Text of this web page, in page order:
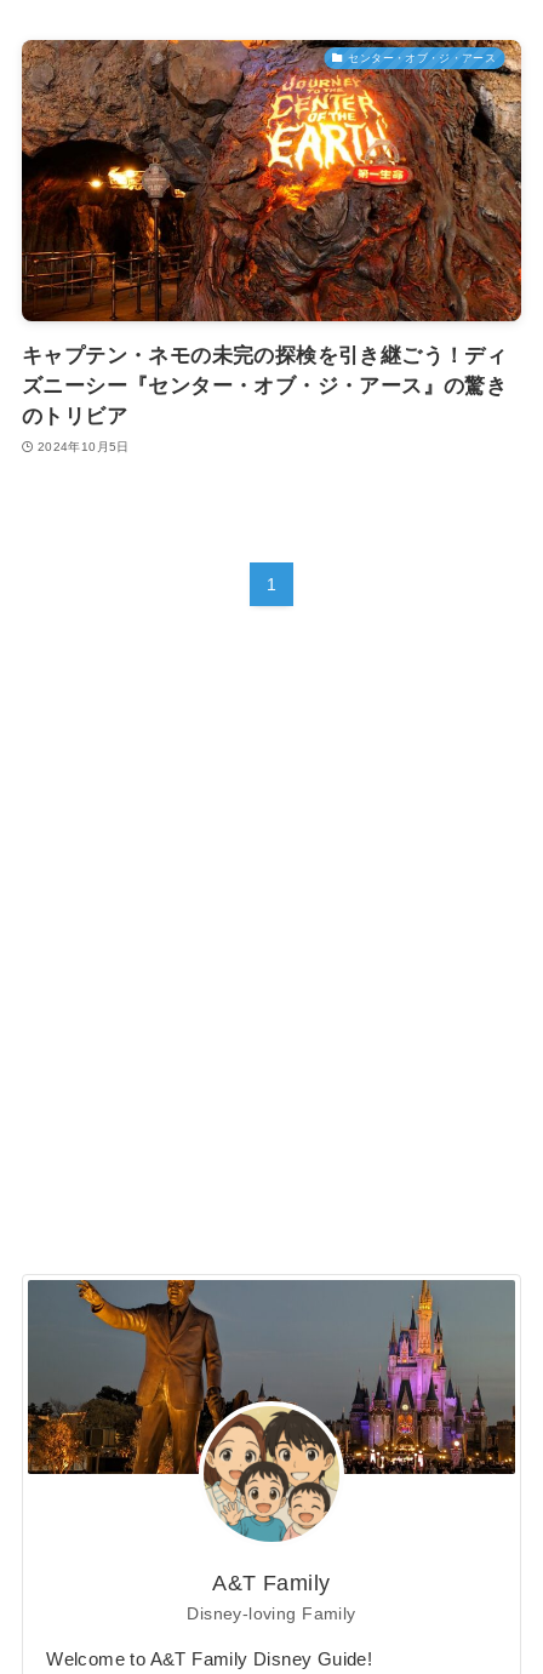
センター・オブ・ジ・アース
キャプテン・ネモの未完の探検を引き継ごう！ディ
ズニーシー『センター・オブ・ジ・アース』の驚き
のトリビア
2024年10月5日
1
A&T Family
Disney-loving Family
Welcome to A&T Family Disney Guide!